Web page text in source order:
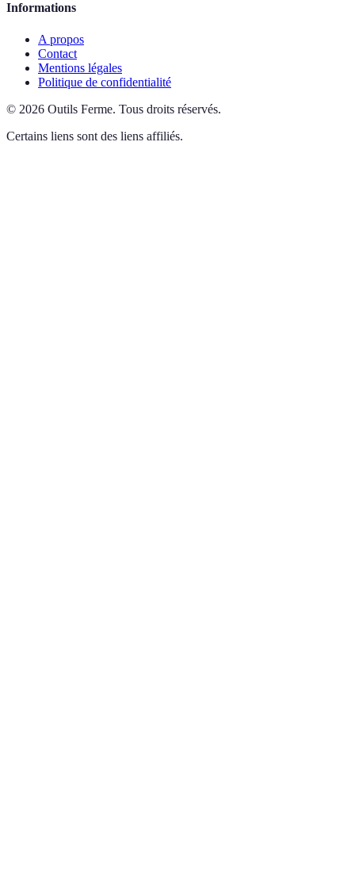
Informations
A propos
Contact
Mentions légales
Politique de confidentialité
© 2026 Outils Ferme. Tous droits réservés.
Certains liens sont des liens affiliés.